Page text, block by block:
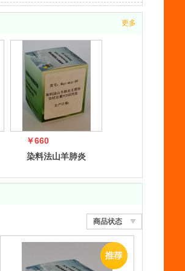
更多
￥660
染料法山羊肺炎
PCR试剂盒
商品状态